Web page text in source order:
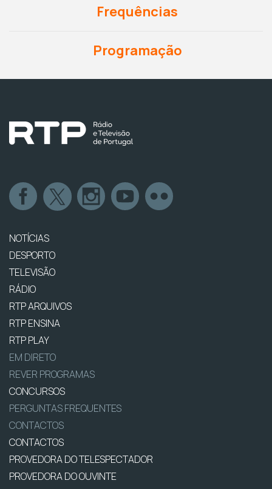
Frequências
Programação
NOTÍCIAS
DESPORTO
TELEVISÃO
RÁDIO
RTP ARQUIVOS
RTP ENSINA
RTP PLAY
EM DIRETO
REVER PROGRAMAS
CONCURSOS
PERGUNTAS FREQUENTES
CONTACTOS
CONTACTOS
PROVEDORA DO TELESPECTADOR
PROVEDORA DO OUVINTE